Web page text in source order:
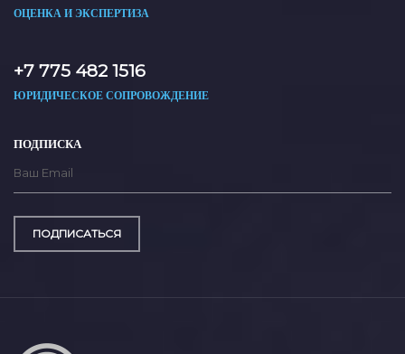
ОЦЕНКА И ЭКСПЕРТИЗА
+7 775 482 1516
ЮРИДИЧЕСКОЕ СОПРОВОЖДЕНИЕ
ПОДПИСКА
ПОДПИСАТЬСЯ